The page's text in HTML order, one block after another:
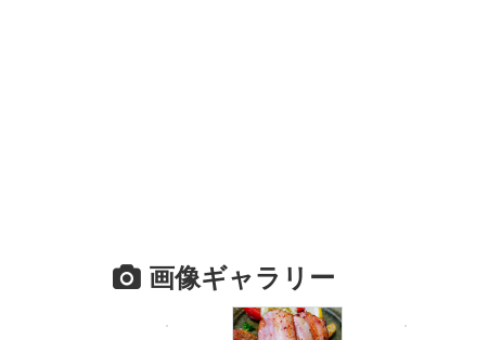
画像ギャラリー